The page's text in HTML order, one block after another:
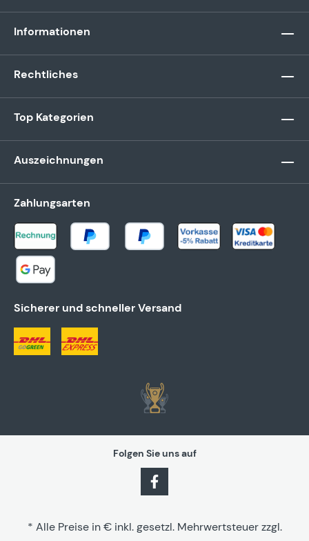
Informationen
Rechtliches
Top Kategorien
Auszeichnungen
Zahlungsarten
Sicherer und schneller Versand
Folgen Sie uns auf
* Alle Preise in € inkl. gesetzl. Mehrwertsteuer zzgl.